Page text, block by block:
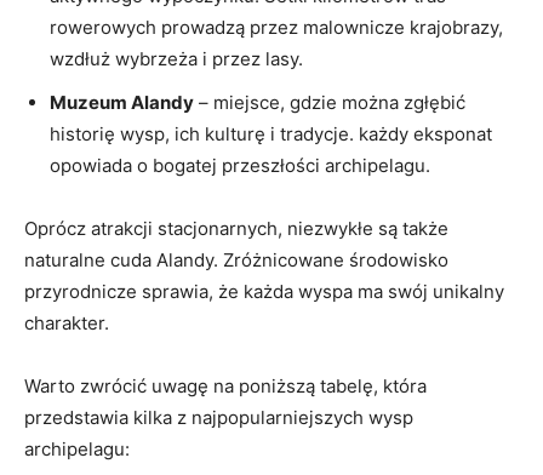
rowerowych⁤ prowadzą przez malownicze krajobrazy,
wzdłuż ‍wybrzeża i przez lasy.
Muzeum Alandy – miejsce, gdzie można zgłębić
historię wysp, ich kulturę i tradycje. każdy eksponat
opowiada o bogatej przeszłości archipelagu.
Oprócz atrakcji stacjonarnych, niezwykłe są także
naturalne cuda Alandy. Zróżnicowane środowisko
przyrodnicze sprawia, że każda wyspa ‌ma swój unikalny​
charakter.
Warto zwrócić​ uwagę na poniższą tabelę, która
przedstawia kilka z najpopularniejszych wysp
archipelagu: